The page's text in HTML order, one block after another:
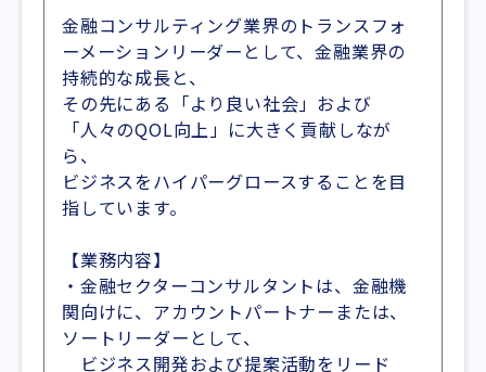
金融コンサルティング業界のトランスフォ
ーメーションリーダーとして、金融業界の
持続的な成長と、
その先にある「より良い社会」および
「人々のQOL向上」に大きく貢献しなが
ら、
ビジネスをハイパーグロースすることを目
指しています。
【業務内容】
・金融セクターコンサルタントは、金融機
関向けに、アカウントパートナーまたは、
ソートリーダーとして、
ビジネス開発および提案活動をリード